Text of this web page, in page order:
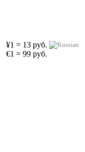
¥1 = 13 руб.
€1 = 99 руб.